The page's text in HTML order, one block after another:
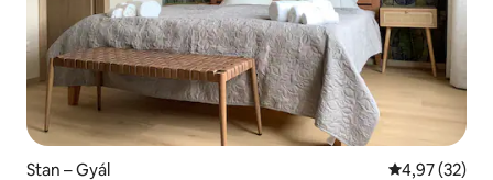
Stan – Gyál Prosječna
4,97 (32)